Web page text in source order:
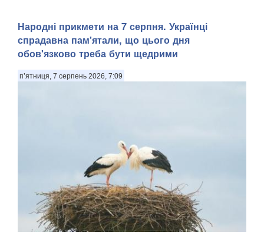
Народні прикмети на 7 серпня. Українці
спрадавна пам'ятали, що цього дня
обов'язково треба бути щедрими
п’ятниця, 7 серпень 2026, 7:09